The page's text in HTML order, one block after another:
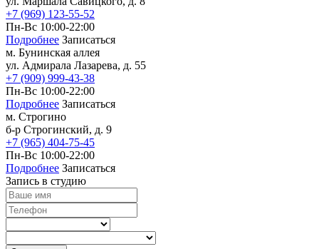
+7 (969) 123-55-52
Пн-Вс 10:00-22:00
Подробнее Записаться
м. Бунинская аллея
ул. Адмирала Лазарева, д. 55
+7 (909) 999-43-38
Пн-Вс 10:00-22:00
Подробнее Записаться
м. Строгино
б-р Строгинский, д. 9
+7 (965) 404-75-45
Пн-Вс 10:00-22:00
Подробнее Записаться
Запись в студию